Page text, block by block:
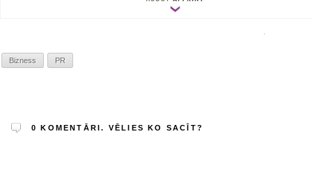
Bizness PR
0KOMENTĀRI. VĒLIES KO SACĪT?